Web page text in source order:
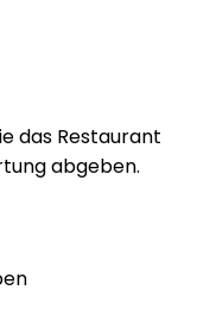
das Restaurant
abgeben.